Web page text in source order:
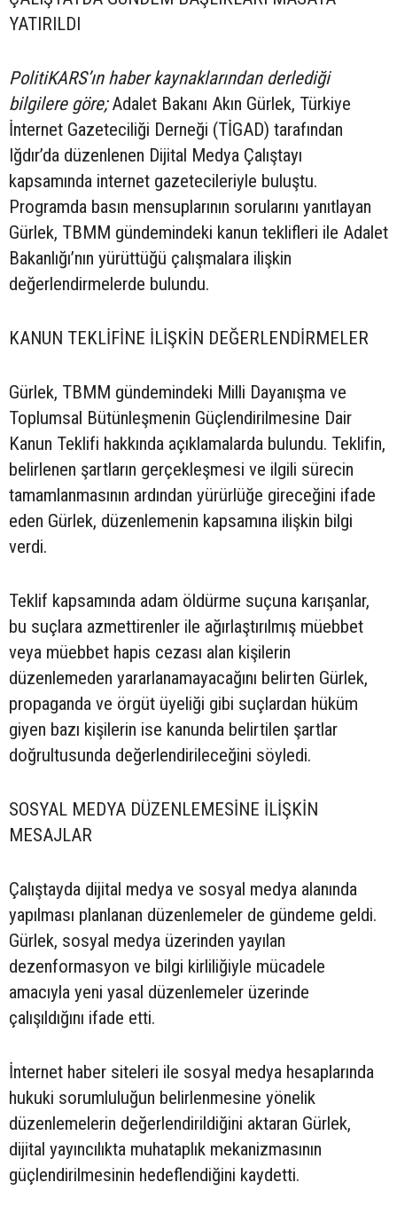
YATIRILDI
PolitiKARS’ın haber kaynaklarından derlediği
bilgilere göre;Adalet Bakanı Akın Gürlek, Türkiye
İnternet Gazeteciliği Derneği (TİGAD) tarafından
Iğdır’da düzenlenen Dijital Medya Çalıştayı
kapsamında internet gazetecileriyle buluştu.
Programda basın mensuplarının sorularını yanıtlayan
Gürlek, TBMM gündemindeki kanun teklifleri ile Adalet
Bakanlığı’nın yürüttüğü çalışmalara ilişkin
değerlendirmelerde bulundu.
KANUN TEKLİFİNE İLİŞKİN DEĞERLENDİRMELER
Gürlek, TBMM gündemindeki Milli Dayanışma ve
Toplumsal Bütünleşmenin Güçlendirilmesine Dair
Kanun Teklifi hakkında açıklamalarda bulundu. Teklifin,
belirlenen şartların gerçekleşmesi ve ilgili sürecin
tamamlanmasının ardından yürürlüğe gireceğini ifade
eden Gürlek, düzenlemenin kapsamına ilişkin bilgi
verdi.
Teklif kapsamında adam öldürme suçuna karışanlar,
bu suçlara azmettirenler ile ağırlaştırılmış müebbet
veya müebbet hapis cezası alan kişilerin
düzenlemeden yararlanamayacağını belirten Gürlek,
propaganda ve örgüt üyeliği gibi suçlardan hüküm
giyen bazı kişilerin ise kanunda belirtilen şartlar
doğrultusunda değerlendirileceğini söyledi.
SOSYAL MEDYA DÜZENLEMESİNE İLİŞKİN
MESAJLAR
Çalıştayda dijital medya ve sosyal medya alanında
yapılması planlanan düzenlemeler de gündeme geldi.
Gürlek, sosyal medya üzerinden yayılan
dezenformasyon ve bilgi kirliliğiyle mücadele
amacıyla yeni yasal düzenlemeler üzerinde
çalışıldığını ifade etti.
İnternet haber siteleri ile sosyal medya hesaplarında
hukuki sorumluluğun belirlenmesine yönelik
düzenlemelerin değerlendirildiğini aktaran Gürlek,
dijital yayıncılıkta muhataplık mekanizmasının
güçlendirilmesinin hedeflendiğini kaydetti.